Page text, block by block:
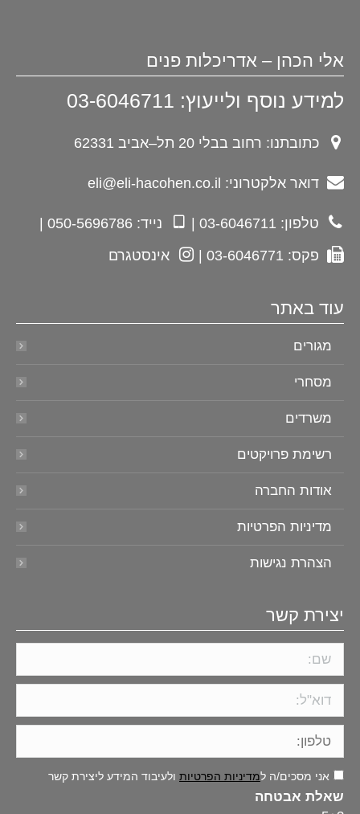
אלי הכהן – אדריכלות פנים
למידע נוסף ולייעוץ: 03-6046711
כתובתנו: רחוב בבלי 20 תל–אביב 62331
דואר אלקטרוני: eli@eli-hacohen.co.il
טלפון: 03-6046711 |
נייד: 050-5696786 |
פקס: 03-6046771 |
אינסטגרם
עוד באתר
מגורים
מסחרי
משרדים
רשימת פרויקטים
אודות החברה
מדיניות הפרטיות
הצהרת נגישות
יצירת קשר
אני מסכים/ה למדיניות הפרטיות ולעיבוד המידע ליצירת קשר
שאלת אבטחה